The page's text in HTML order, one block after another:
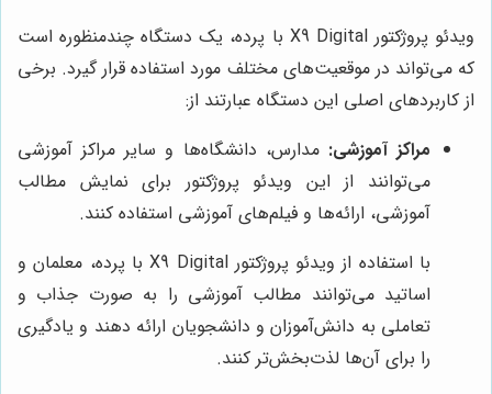
ویدئو پروژکتور X9 Digital با پرده، یک دستگاه چندمنظوره است
که می‌تواند در موقعیت‌های مختلف مورد استفاده قرار گیرد. برخی
از کاربردهای اصلی این دستگاه عبارتند از:
مراکز آموزشی: مدارس، دانشگاه‌ها و سایر مراکز آموزشی
می‌توانند از این ویدئو پروژکتور برای نمایش مطالب
آموزشی، ارائه‌ها و فیلم‌های آموزشی استفاده کنند.
با استفاده از ویدئو پروژکتور X9 Digital با پرده، معلمان و
اساتید می‌توانند مطالب آموزشی را به صورت جذاب و
تعاملی به دانش‌آموزان و دانشجویان ارائه دهند و یادگیری
را برای آن‌ها لذت‌بخش‌تر کنند.